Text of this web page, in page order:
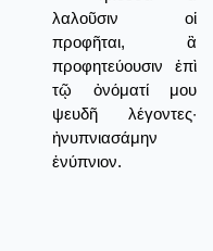
λαλοῦσιν οἱ
προφῆται, ἃ
προφητεύουσιν ἐπὶ
τῷ ὀνόματί μου
ψευδῆ λέγοντες·
ἠνυπνιασάμην
ἐνύπνιον.